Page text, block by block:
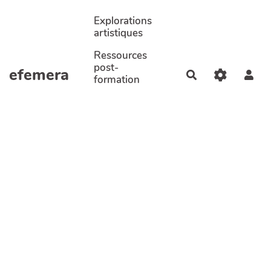
Aller au contenu principal
efemera
Explorations
artistiques
Ressources
post-
formation
Rechercher